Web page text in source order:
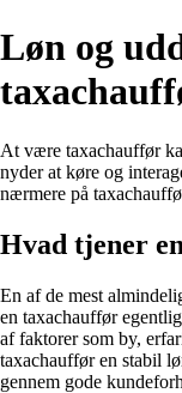
Løn og
At være taxachauffør
nyder at køre og
nærmere på
Hvad tjener
En af de mest
en taxachauffør
af faktorer som by,
taxachauffør en stabil
gennem gode